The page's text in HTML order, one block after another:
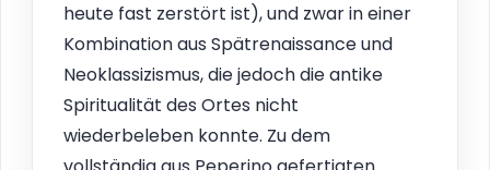
heute fast zerstört ist), und zwar in einer
Kombination aus Spätrenaissance und
Neoklassizismus, die jedoch die antike
Spiritualität des Ortes nicht
wiederbeleben konnte. Zu dem